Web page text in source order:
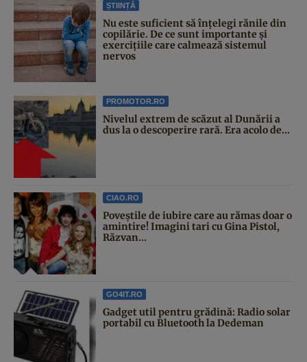
ȘTIINȚĂ
Nu este suficient să înțelegi rănile din
copilărie. De ce sunt importante și
exercițiile care calmează sistemul
nervos
PROMOTOR.RO
Nivelul extrem de scăzut al Dunării a
dus la o descoperire rară. Era acolo de...
CIAO.RO
Poveştile de iubire care au rămas doar o
amintire! Imagini tari cu Gina Pistol,
Răzvan...
GO4IT.RO
Gadget util pentru grădină: Radio solar
portabil cu Bluetooth la Dedeman